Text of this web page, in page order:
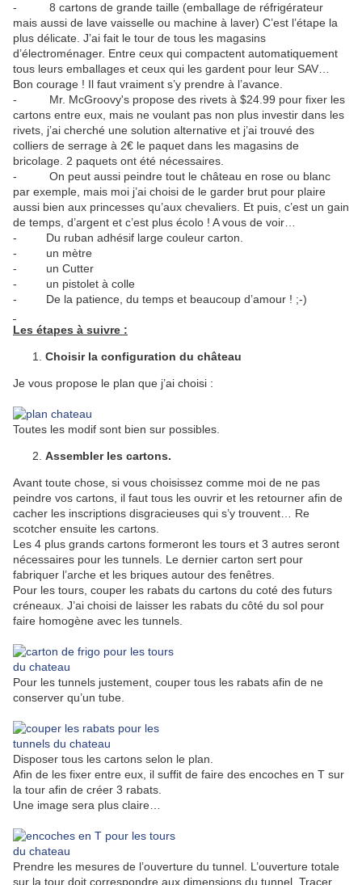
- 8 cartons de grande taille (emballage de réfrigérateur
mais aussi de lave vaisselle ou machine à laver) C’est l’étape la
plus délicate. J’ai fait le tour de tous les magasins
d’électroménager. Entre ceux qui compactent automatiquement
tous leurs emballages et ceux qui les gardent pour leur SAV…
Bon courage ! Il faut vraiment s’y prendre à l’avance.
- Mr. McGroovy's propose des rivets à $24.99 pour fixer les
cartons entre eux, mais ne voulant pas non plus investir dans les
rivets, j’ai cherché une solution alternative et j’ai trouvé des
colliers de serrage à 2€ le paquet dans les magasins de
bricolage. 2 paquets ont été nécessaires.
- On peut aussi peindre tout le château en rose ou blanc
par exemple, mais moi j’ai choisi de le garder brut pour plaire
aussi bien aux princesses qu’aux chevaliers. Et puis, c’est un gain
de temps, d’argent et c’est plus écolo ! A vous de voir…
- Du ruban adhésif large couleur carton.
- un mètre
- un Cutter
- un pistolet à colle
- De la patience, du temps et beaucoup d’amour ! ;-)
Les étapes à suivre :
Choisir la configuration du château
Je vous propose le plan que j’ai choisi :
Toutes les modif sont bien sur possibles.
Assembler les cartons.
Avant toute chose, si vous choisissez comme moi de ne pas
peindre vos cartons, il faut tous les ouvrir et les retourner afin de
cacher les inscriptions disgracieuses qui s’y trouvent… Re
scotcher ensuite les cartons.
Les 4 plus grands cartons formeront les tours et 3 autres seront
nécessaires pour les tunnels. Le dernier carton sert pour
fabriquer l’arche et les briques autour des fenêtres.
Pour les tours, couper les rabats du cartons du coté des futurs
créneaux. J’ai choisi de laisser les rabats du côté du sol pour
faire homogène avec les tunnels.
Pour les tunnels justement, couper tous les rabats afin de ne
conserver qu’un tube.
Disposer tous les cartons selon le plan.
Afin de les fixer entre eux, il suffit de faire des encoches en T sur
la tour afin de créer 3 rabats.
Une image sera plus claire…
Prendre les mesures de l’ouverture du tunnel. L’ouverture totale
sur la tour doit correspondre aux dimensions du tunnel. Tracer